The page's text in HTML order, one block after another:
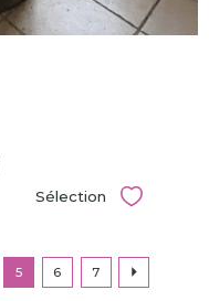
Sélection
5 6 7